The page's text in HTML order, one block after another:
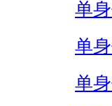
单
单
单